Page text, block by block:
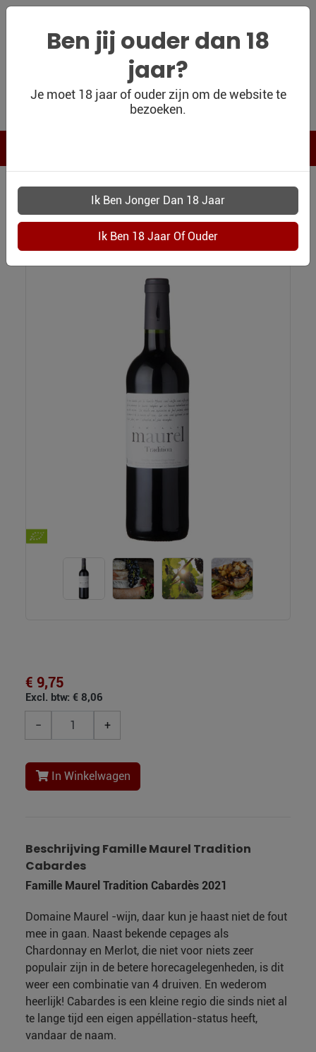
WIJNSHOP
WIJN BLOG
WIJN OUTLET
PERSOONLIJK-
WIJN-
KADOBON
Ben jij ouder dan 18
jaar?
Je moet 18 jaar of ouder zijn om de website te
bezoeken.
3212 FAMILLE MAUREL TRADITION CABARDES
Famille Maurel Tradition Cabardes
€ 9,75
Excl. btw: € 8,06
− +
In Winkelwagen
Beschrijving Famille Maurel Tradition
Cabardes
Famille Maurel Tradition Cabardès 2021
Domaine Maurel -wijn, daar kun je haast niet de fout
mee in gaan. Naast bekende cepages als
Chardonnay en Merlot, die niet voor niets zeer
populair zijn in de betere horecagelegenheden, is dit
weer een combinatie van 4 druiven. En wederom
heerlijk! Cabardes is een kleine regio die sinds niet al
te lange tijd een eigen appéllation-status heeft,
vandaar de naam.